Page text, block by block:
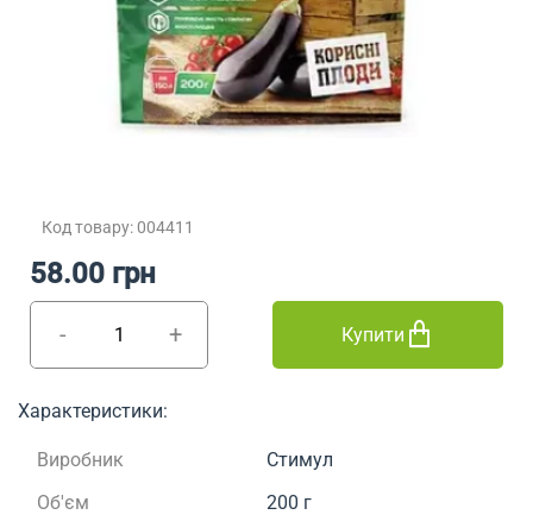
Код товару: 004411
- +
58.00 грн
Купити
Характеристики:
Виробник
Стимул
Об'єм
200 г